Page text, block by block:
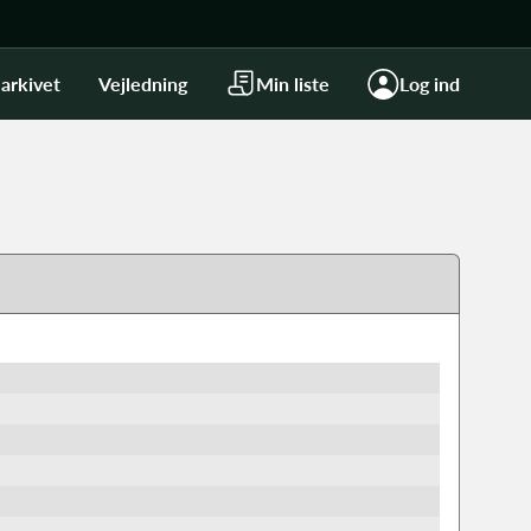
Vejledning Min liste Log ind